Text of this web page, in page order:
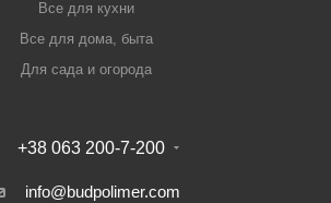
Все для кухни
Все для дома, быта
Для сада и огорода
+38 063 200-7-200
info@budpolimer.com